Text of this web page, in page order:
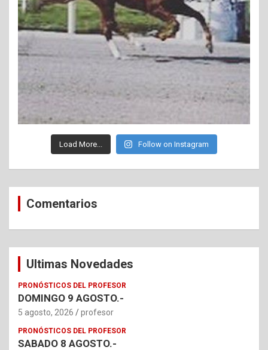
Load More... Follow on Instagram
Comentarios
Ultimas Novedades
PRONÓSTICOS DEL PROFESOR
DOMINGO 9 AGOSTO.-
5 agosto, 2026 profesor
PRONÓSTICOS DEL PROFESOR
SABADO 8 AGOSTO.-